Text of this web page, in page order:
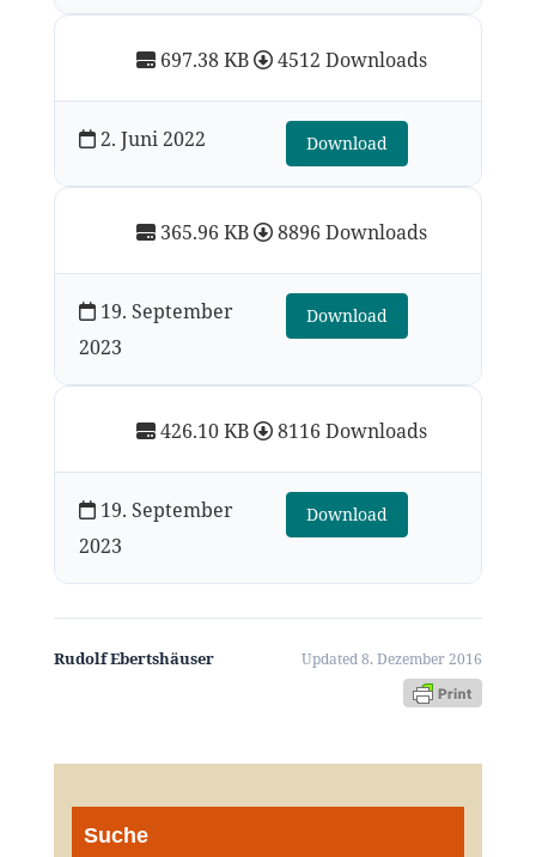
426.10 KB 8116 Downloads
19. September
2023
Download
365.96 KB 8896 Downloads
19. September
2023
Download
697.38 KB 4512 Downloads
2. Juni 2022 Download
Rudolf Ebertshäuser Updated 8. Dezember 2016
Suche